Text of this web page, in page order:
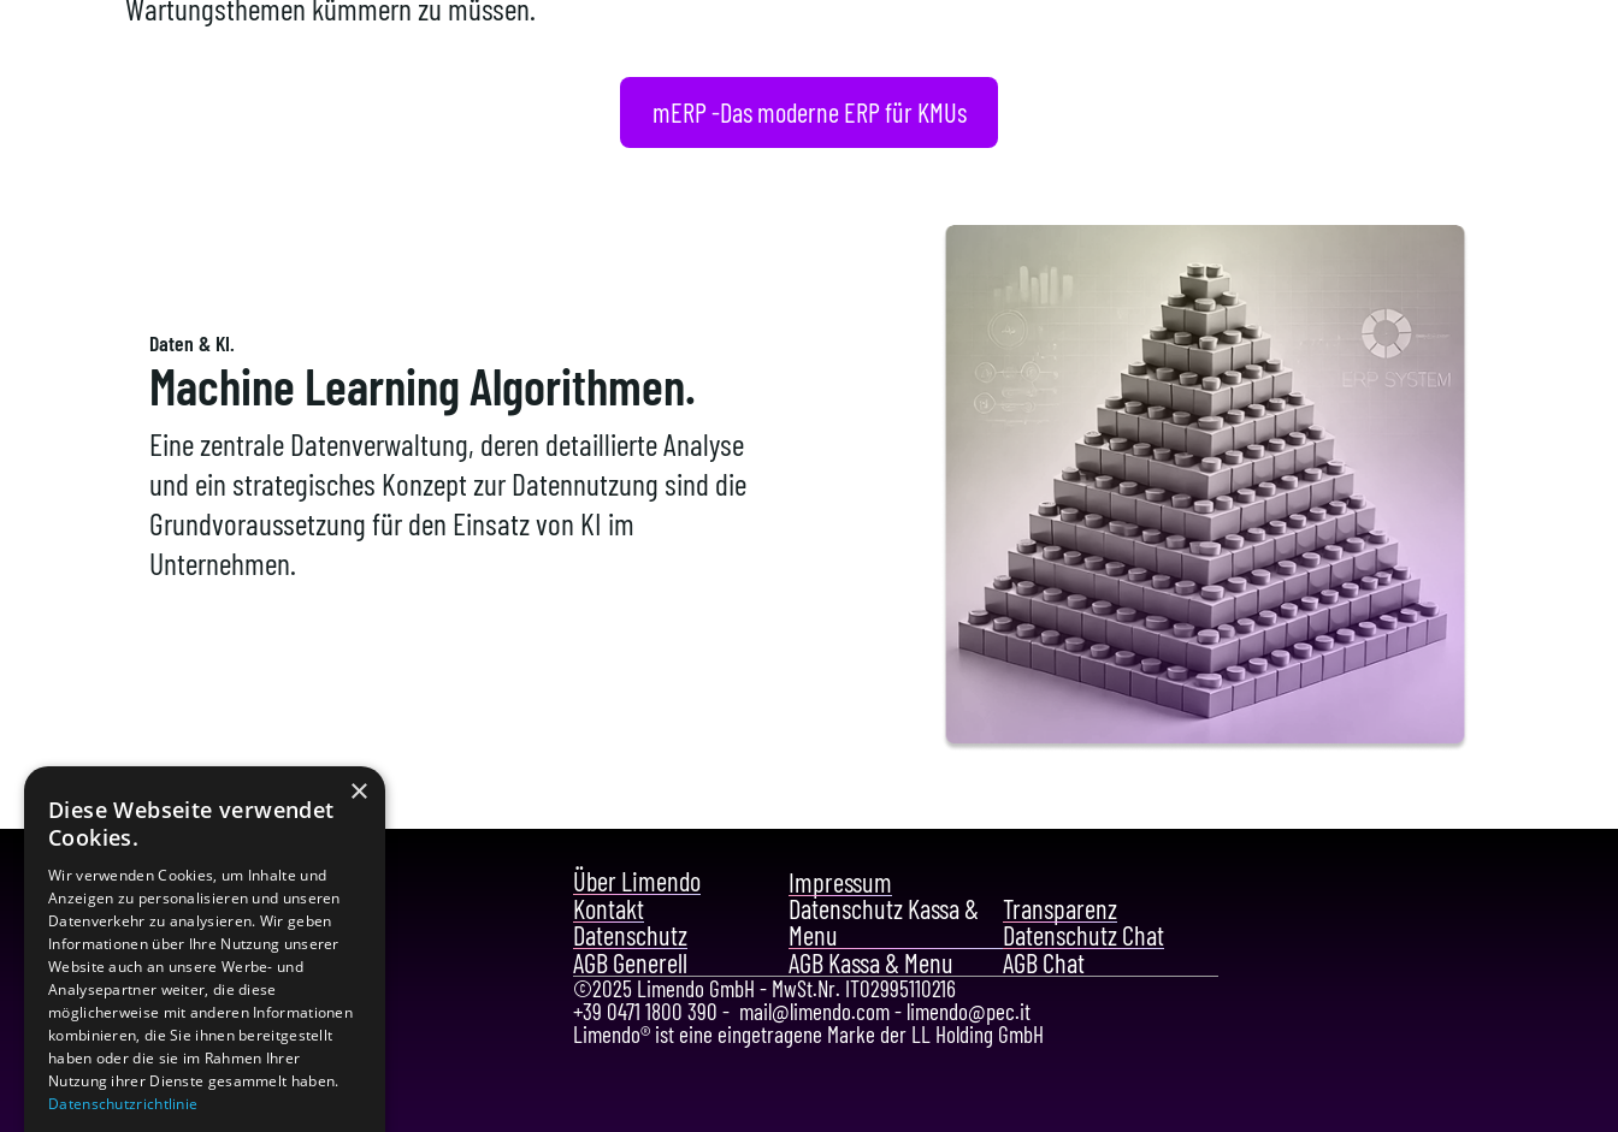
mERP -Das moderne ERP für KMUs
Daten & KI.
Machine Learning Algorithmen.
Eine zentrale Datenverwaltung, deren detaillierte Analyse
und ein strategisches Konzept zur Datennutzung sind die
Grundvoraussetzung für den Einsatz von KI im
Unternehmen.
Über Limendo
Kontakt
Datenschutz
AGB Generell
Impressum
Datenschutz Kassa &
Menu
AGB Kassa & Menu
Transparenz
Datenschutz Chat
AGB Chat
©2025 Limendo GmbH - MwSt.Nr. IT02995110216
+39 0471 1800 390 - mail@limendo.com- limendo@pec.it
Limendo® ist eine eingetragene Marke der LL Holding GmbH
×
Diese Webseite verwendet
Cookies.
Wir verwenden Cookies, um Inhalte und
Anzeigen zu personalisieren und unseren
Datenverkehr zu analysieren. Wir geben
Informationen über Ihre Nutzung unserer
Website auch an unsere Werbe- und
Analysepartner weiter, die diese
möglicherweise mit anderen Informationen
kombinieren, die Sie ihnen bereitgestellt
haben oder die sie im Rahmen Ihrer
Nutzung ihrer Dienste gesammelt haben.
Datenschutzrichtlinie